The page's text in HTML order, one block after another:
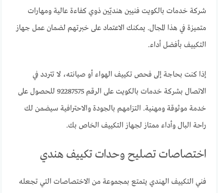
شركة خدمات بالكويت فنيين هنديّين ذوي كفاءة عالية ومهارات
متميزة في هذا المجال. يمكنك الاعتماد على خبرتهم لضمان عمل جهاز
التكييف بأفضل أداء.
إذا كنت بحاجة إلى فحص تكييف الهواء أو صيانته، لا تتردد في
الاتصال بشركة خدمات بالكويت على الرقم 92287575 للحصول على
خدمة موثوقة ومهنية. التزامهم بالجودة والاحترافية سيضمن لك
راحة البال وأداء ممتاز لجهاز التكييف الخاص بك.
اختصاصات تصليح وحدات تكييف هندي
فني التكييف الهندي يتمتع بمجموعة من الاختصاصات التي تجعله